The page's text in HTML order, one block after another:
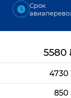
Срок
5580
4730
850